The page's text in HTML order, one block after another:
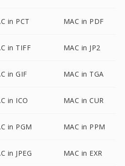
in PCT MAC in PDF
in TIFF MAC in JP2
in GIF MAC in TGA
in ICO MAC in CUR
in PGM MAC in PPM
in JPEG MAC in EXR